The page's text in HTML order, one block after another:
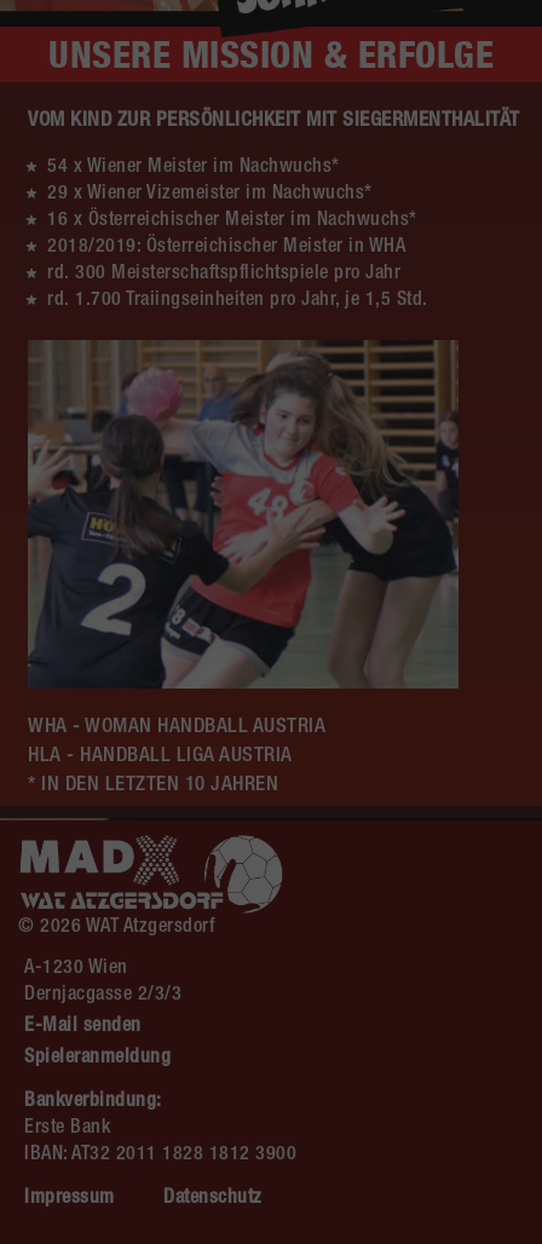
UNSERE MISSION & ERFOLGE
VOM KIND ZUR PERSÖNLICHKEIT MIT SIEGERMENTHALITÄT
54 x Wiener Meister im Nachwuchs*
29 x Wiener Vizemeister im Nachwuchs*
16 x Österreichischer Meister im Nachwuchs*
2018/2019: Österreichischer Meister in WHA
rd. 300 Meisterschaftspflichtspiele pro Jahr
rd. 1.700 Traiingseinheiten pro Jahr, je 1,5 Std.
WHA - WOMAN HANDBALL AUSTRIA
HLA - HANDBALL LIGA AUSTRIA
* IN DEN LETZTEN 10 JAHREN
© 2026 WAT Atzgersdorf
A-1230 Wien
Dernjacgasse 2/3/3
E-Mail senden
Spieleranmeldung
Bankverbindung:
Erste Bank
IBAN: AT32 2011 1828 1812 3900
Impressum Datenschutz